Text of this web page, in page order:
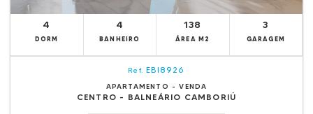
4
DORM
4
BANHEIRO
138
ÁREA M2
3
GARAGEM
Ref. EBI8926
APARTAMENTO - VENDA
CENTRO - BALNEÁRIO CAMBORIÚ